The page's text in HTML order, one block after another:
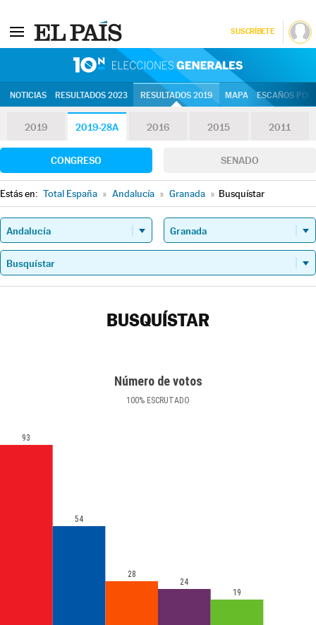
SUSCRÍBETE
NOTICIAS RESULTADOS 2023 RESULTADOS 2019 MAPA ESCAÑOS
2019 2019-28A 2016 2015 2011
CONGRESO SENADO
Estás en: Total España » Andalucía » Granada » Busquístar
BUSQUÍSTAR
Número de votos
100% ESCRUTADO
93
54
28
24
19